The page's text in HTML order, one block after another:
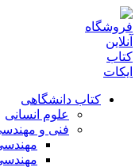
کتاب دانشگاهی
علوم انسانی
فنی و